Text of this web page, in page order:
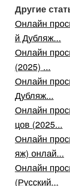
Другие
Онлайн
й Дубляж...
Онлайн
(2025) ...
Онлайн
Дубляж...
Онлайн
цов (2025...
Онлайн
яж) онлай...
Онлайн
(Русский...